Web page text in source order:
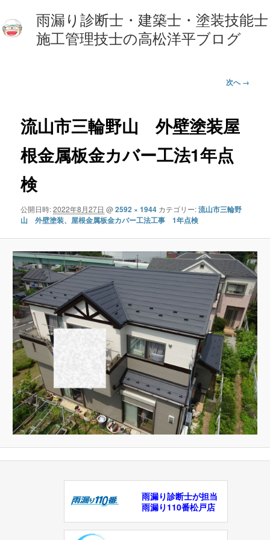
雨漏り診断士・建築士・塗装技能士
施工管理技士の高松洋平ブログ
ビ
ゲ
ー
シ
次へ →
流山市三輪野山 外壁塗装屋
根金属板金カバー工法1年点
検
公開日時:2022年8月27日 @2592 × 1944 カテゴリー:流山市三輪野
山 外壁塗装、屋根金属板金カバー工法工事 1年点検
雨漏り診断士が担当
雨漏り110番松戸店